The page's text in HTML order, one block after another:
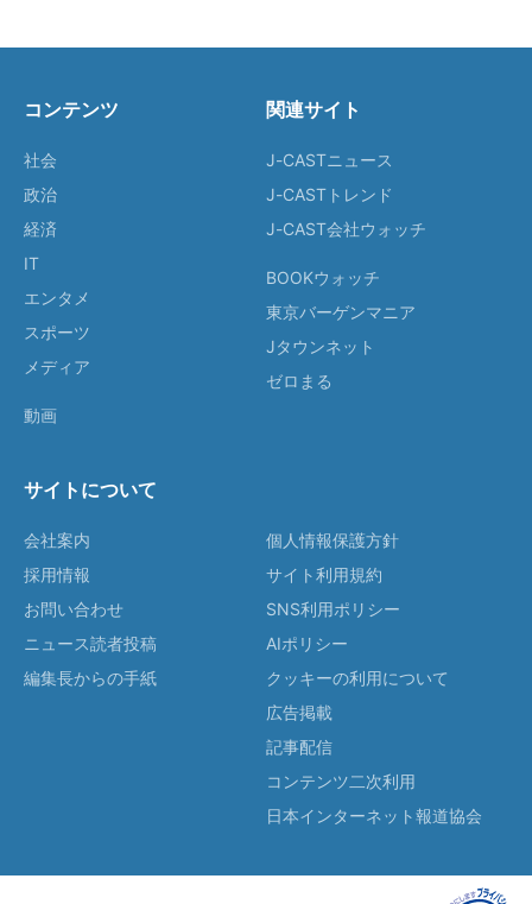
コンテンツ
社会
政治
経済
IT
エンタメ
スポーツ
メディア
動画
関連サイト
J-CASTニュース
J-CASTトレンド
J-CAST会社ウォッチ
BOOKウォッチ
東京バーゲンマニア
Jタウンネット
ゼロまる
サイトについて
会社案内
採用情報
お問い合わせ
ニュース読者投稿
編集長からの手紙
個人情報保護方針
サイト利用規約
SNS利用ポリシー
AIポリシー
クッキーの利用について
広告掲載
記事配信
コンテンツ二次利用
日本インターネット報道協会